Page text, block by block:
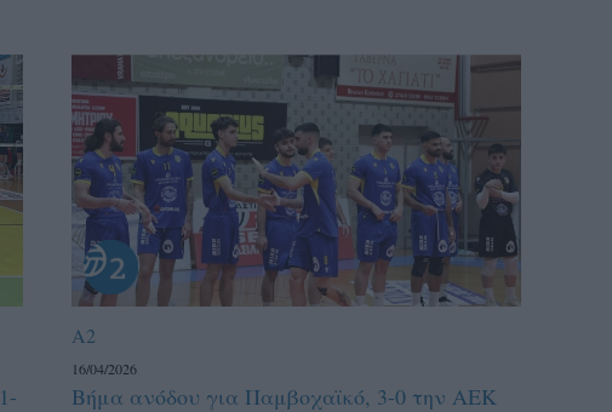
A2
16/04/2026
Βήμα ανόδου για Παμβοχαϊκό, 3-0 την ΑΕΚ